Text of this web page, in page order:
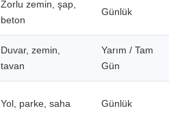
Zorlu zemin, şap,
beton
Günlük
Duvar, zemin,
tavan
Yarım / Tam
Gün
Yol, parke, saha Günlük